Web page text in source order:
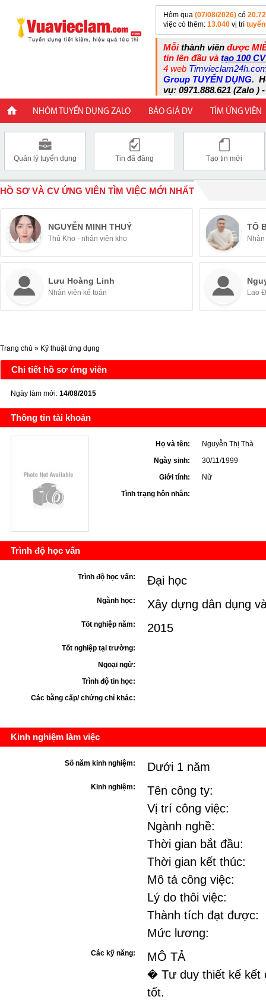
Hôm qua (07/08/2026) có
việc có thêm: 13.040 vị trí
Mỗithành viên được
tin lên đầu và tạo 100
4 web
Group TUYỂN DỤNG.
vụ: 0971.888.621 (Zalo )
NHÓM TUYỂN DỤNG ZALO BÁO GIÁ DV TÌM ỨNG VIÊN
Quản lý tuyển dụng Tin đã đăng Tạo tin mới
HỒ SƠ VÀ CV ỨNG VIÊN TÌM VIỆC MỚI NHẤT
NGUYỄN MINH THUÝ
Thủ Kho - nhân viên kho
TÔ
Lưu Hoàng Linh
Nhân viên kế toán Lao
Trang chủ » Kỹ thuật ứng dụng
Chi tiết hồ sơ ứng viên
Ngày làm mới: 14/08/2015
Thông tin tài khoản
Họ và tên:
Nguyễn Thị Thà
Ngày sinh:
30/11/1999
Giới tính:
Nữ
Tình trạng hôn nhân:
Trình độ học vấn
Trình độ học vấn: Đại học
Ngành học: Xây dựng dân dụng
Tốt nghiệp năm: 2015
Tốt nghiệp tại trường:
Ngoại ngữ:
Trình độ tin học:
Các bằng cấp/ chứng chỉ khác:
Kinh nghiệm làm việc
Số năm kinh nghiệm: Dưới 1 năm
Kinh nghiệm:
Tên công ty:
Vị trí công việc:
Ngành nghề:
Thời gian bắt đầu:
Thời gian kết thúc:
Mô tả công việc:
Lý do thôi việc:
Thành tích đạt được:
Mức lương:
Các kỹ năng:
MÔ TẢ
� Tư duy thiết kế
tốt.